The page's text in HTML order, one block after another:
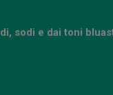
sodi e dai toni